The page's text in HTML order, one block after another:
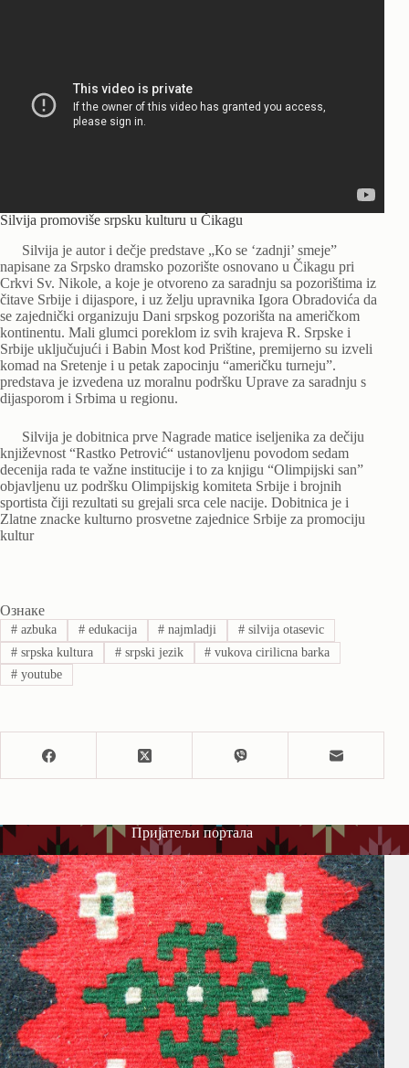
Silvija promoviše srpsku kulturu u Čikagu
Silvija je autor i dečje predstave „Кo se ‘zadnji’ smeje”
napisane za Srpsko dramsko pozorište osnovano u Čikagu pri
Crkvi Sv. Nikole, a koje je otvoreno za saradnju sa pozorištima iz
čitave Srbije i dijaspore, i uz želju upravnika Igora Obradovića da
se zajednički organizuju Dani srpskog pozorišta na američkom
kontinentu. Mali glumci poreklom iz svih krajeva R. Srpske i
Srbije uključujući i Babin Most kod Prištine, premijerno su izveli
komad na Sretenje i u petak zapocinju “američku turneju”.
predstava je izvedena uz moralnu podršku Uprave za saradnju s
dijasporom i Srbima u regionu.
Silvija je dobitnica prve Nagrade matice iseljenika za dečiju
književnost “Rastko Petrović“ ustanovljenu povodom sedam
decenija rada te važne institucije i to za knjigu “Olimpijski san”
objavljenu uz podršku Olimpijskig komiteta Srbije i brojnih
sportista čiji rezultati su grejali srca cele nacije. Dobitnica je i
Zlatne znacke kulturno prosvetne zajednice Srbije za promociju
kultur
Ознаке
#azbuka #edukacija # najmladji # silvija otasevic
#srpska kultura #srpski jezik # vukova cirilicna barka
#youtube
Пријатељи портала